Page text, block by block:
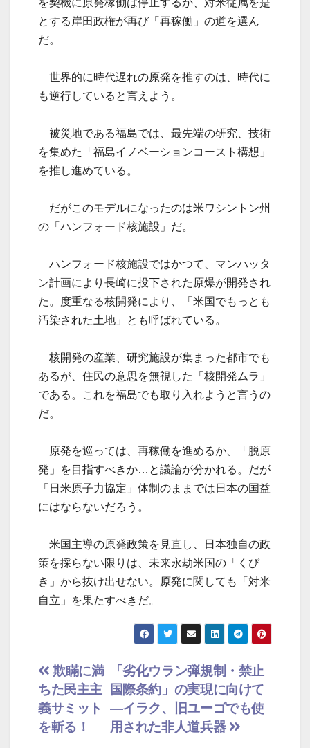
を契機に原発稼働は停止するが、対米従属を是
とする岸田政権が再び「再稼働」の道を選ん
だ。
世界的に時代遅れの原発を推すのは、時代に
も逆行していると言えよう。
被災地である福島では、最先端の研究、技術
を集めた「福島イノベーションコースト構想」
を推し進めている。
だがこのモデルになったのは米ワシントン州
の「ハンフォード核施設」だ。
ハンフォード核施設ではかつて、マンハッタ
ン計画により長崎に投下された原爆が開発され
た。度重なる核開発により、「米国でもっとも
汚染された土地」とも呼ばれている。
核開発の産業、研究施設が集まった都市でも
あるが、住民の意思を無視した「核開発ムラ」
である。これを福島でも取り入れようと言うの
だ。
原発を巡っては、再稼働を進めるか、「脱原
発」を目指すべきか…と議論が分かれる。だが
「日米原子力協定」体制のままでは日本の国益
にはならないだろう。
米国主導の原発政策を見直し、日本独自の政
策を採らない限りは、未来永劫米国の「くび
き」から抜け出せない。原発に関しても「対米
自立」を果たすべきだ。
投
稿
ナ
「劣化ウラン弾規制・禁止
国際条約」の実現に向けて
―イラク、旧ユーゴでも使
用された非人道兵器
欺瞞に満
ちた民主主
義サミット
を斬る！